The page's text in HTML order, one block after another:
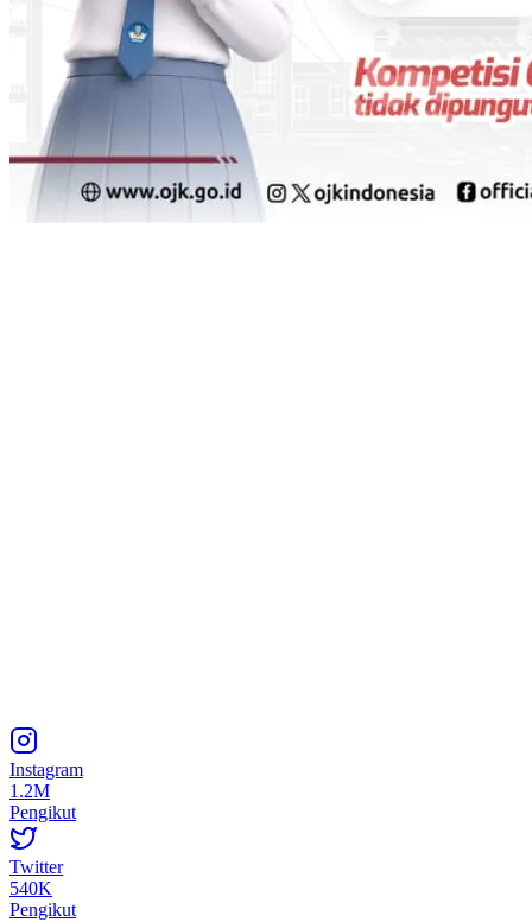
Instagram
1.2M
Pengikut
Twitter
540K
Pengikut